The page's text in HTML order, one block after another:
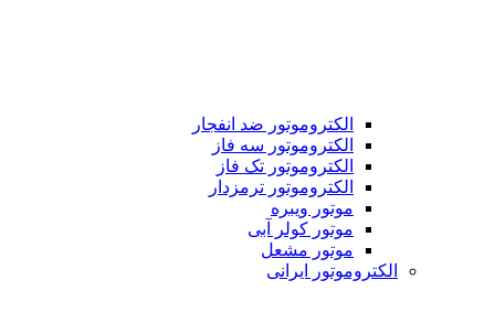
الکتروموتور ضد انفجار
الکتروموتور سه فاز
الکتروموتور تک فاز
الکتروموتور ترمزدار
موتور ویبره
موتور کولر آبی
موتور مشعل
الکتروموتور ایرانی